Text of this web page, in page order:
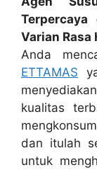
Terpercaya
Varian
Anda
ETTAMAS
kualitas
dan itulah
untuk